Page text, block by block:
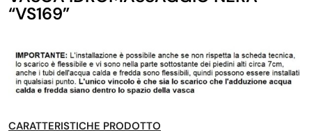
“VS169”
CARATTERISTICHE PRODOTTO